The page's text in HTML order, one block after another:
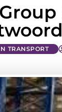
TRANSPORT